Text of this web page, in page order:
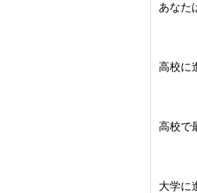
あなた
高校に
高校で
大学に